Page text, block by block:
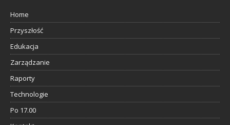
Home
Przyszłość
Edukacja
Zarządzanie
Raporty
Technologie
Po 17.00